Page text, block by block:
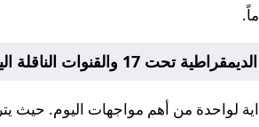
لواحدة من أهم مواجهات اليوم. حيث